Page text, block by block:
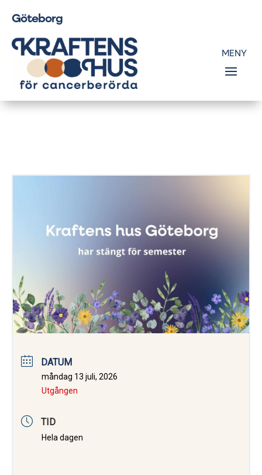
Göteborg
DATUM
måndag 13 juli, 2026
Utgången
TID
Hela dagen